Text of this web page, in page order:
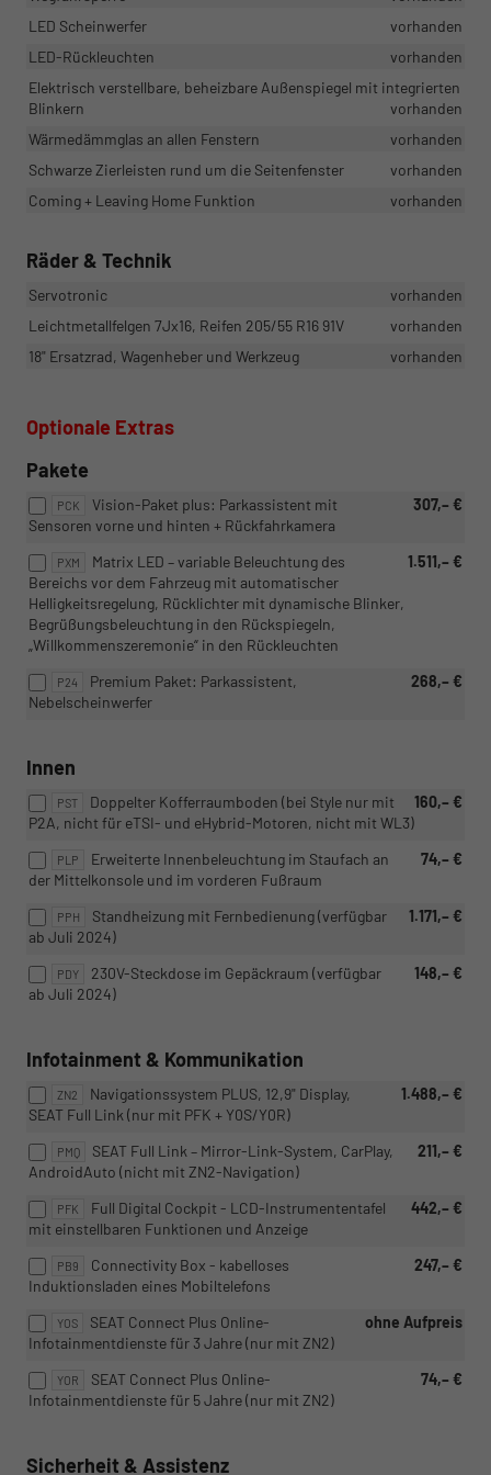
LED Scheinwerfer
vorhanden
LED-Rückleuchten
vorhanden
Elektrisch verstellbare, beheizbare Außenspiegel mit integrierten
Blinkern
vorhanden
Wärmedämmglas an allen Fenstern
vorhanden
Schwarze Zierleisten rund um die Seitenfenster
vorhanden
Coming + Leaving Home Funktion
vorhanden
Räder & Technik
Servotronic
vorhanden
Leichtmetallfelgen 7Jx16, Reifen 205/55 R16 91V
vorhanden
18" Ersatzrad, Wagenheber und Werkzeug
vorhanden
Optionale Extras
Pakete
PCK 307,– €
Vision-Paket plus: Parkassistent mit
Sensoren vorne und hinten + Rückfahrkamera
PXM 1.511,– €
Matrix LED – variable Beleuchtung des
Bereichs vor dem Fahrzeug mit automatischer
Helligkeitsregelung, Rücklichter mit dynamische Blinker,
Begrüßungsbeleuchtung in den Rückspiegeln,
„Willkommenszeremonie“ in den Rückleuchten
P24 268,– €
Premium Paket: Parkassistent,
Nebelscheinwerfer
Innen
PST 160,– €
Doppelter Kofferraumboden (bei Style nur mit
P2A, nicht für eTSI- und eHybrid-Motoren, nicht mit WL3)
PLP 74,– €
Erweiterte Innenbeleuchtung im Staufach an
der Mittelkonsole und im vorderen Fußraum
PPH 1.171,– €
Standheizung mit Fernbedienung (verfügbar
ab Juli 2024)
PDY 148,– €
230V-Steckdose im Gepäckraum (verfügbar
ab Juli 2024)
Infotainment & Kommunikation
ZN2 1.488,– €
Navigationssystem PLUS, 12,9" Display,
SEAT Full Link (nur mit PFK + Y0S/Y0R)
PMQ 211,– €
SEAT Full Link – Mirror-Link-System, CarPlay,
AndroidAuto (nicht mit ZN2-Navigation)
PFK 442,– €
Full Digital Cockpit - LCD-Instrumententafel
mit einstellbaren Funktionen und Anzeige
PB9 247,– €
Connectivity Box - kabelloses
Induktionsladen eines Mobiltelefons
YOS ohne Aufpreis
SEAT Connect Plus Online-
Infotainmentdienste für 3 Jahre (nur mit ZN2)
YOR 74,– €
SEAT Connect Plus Online-
Infotainmentdienste für 5 Jahre (nur mit ZN2)
Sicherheit & Assistenz